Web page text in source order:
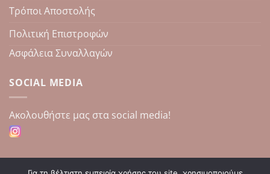
Τρόποι Αποστολής
Πολιτική Επιστροφών
Ασφάλεια Συναλλαγών
SOCIAL MEDIA
Aκολουθήστε μας στα social media!